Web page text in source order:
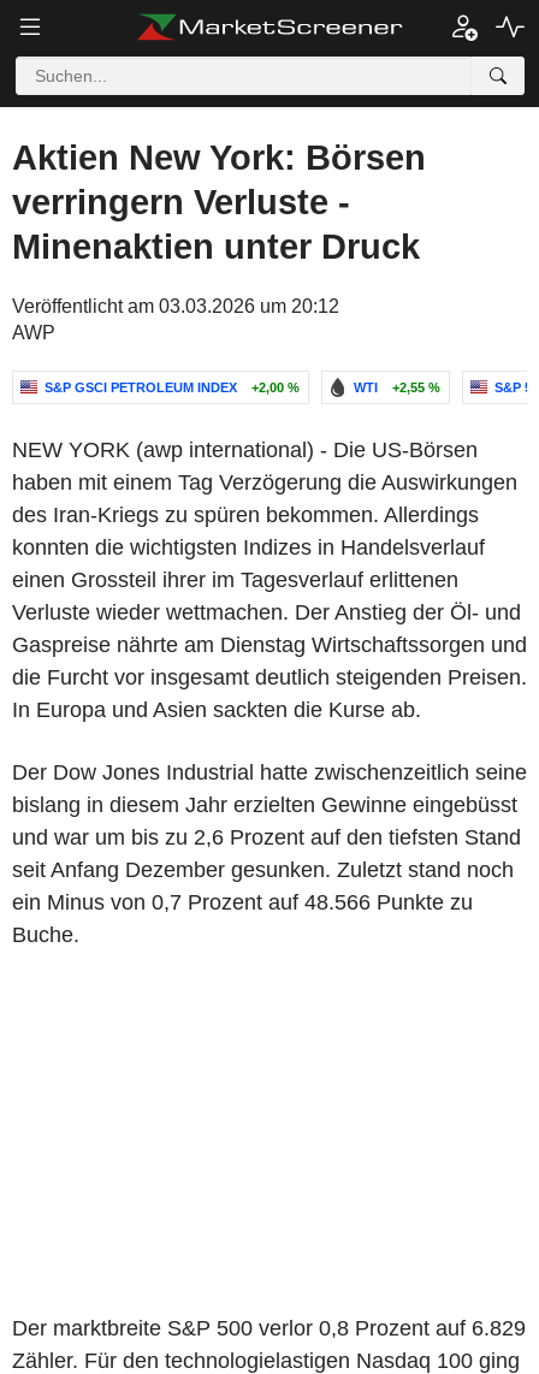
Aktien New York: Börsen
verringern Verluste -
Minenaktien unter Druck
Veröffentlicht am 03.03.2026 um 20:12
AWP
S&P GSCI PETROLEUM INDEX +2,00 % WTI +2,55 % S&P
NEW YORK (awp international) - Die US-Börsen
haben mit einem Tag Verzögerung die Auswirkungen
des Iran-Kriegs zu spüren bekommen. Allerdings
konnten die wichtigsten Indizes in Handelsverlauf
einen Grossteil ihrer im Tagesverlauf erlittenen
Verluste wieder wettmachen. Der Anstieg der Öl- und
Gaspreise nährte am Dienstag Wirtschaftssorgen und
die Furcht vor insgesamt deutlich steigenden Preisen.
In Europa und Asien sackten die Kurse ab.
Der Dow Jones Industrial hatte zwischenzeitlich seine
bislang in diesem Jahr erzielten Gewinne eingebüsst
und war um bis zu 2,6 Prozent auf den tiefsten Stand
seit Anfang Dezember gesunken. Zuletzt stand noch
ein Minus von 0,7 Prozent auf 48.566 Punkte zu
Buche.
Der marktbreite S&P 500 verlor 0,8 Prozent auf 6.829
Zähler. Für den technologielastigen Nasdaq 100 ging